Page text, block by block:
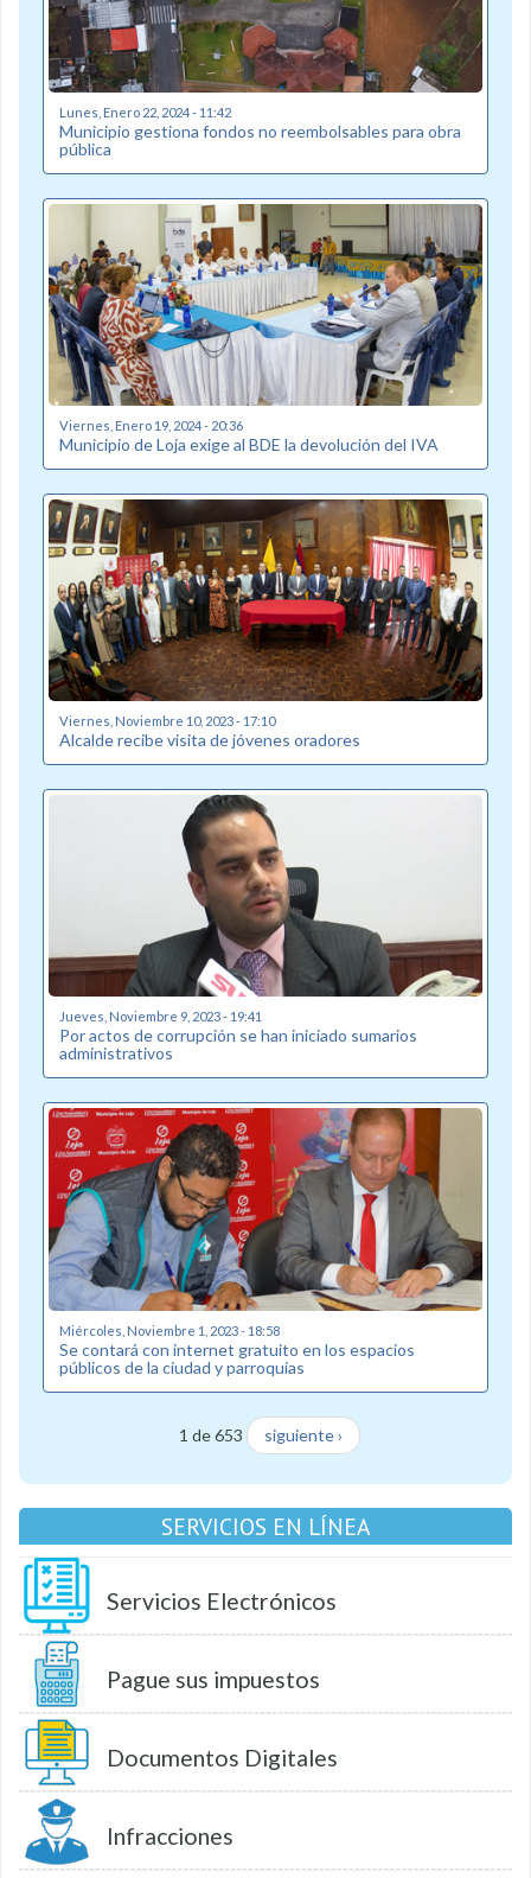
Lunes, Enero 22, 2024 - 11:42
Municipio gestiona fondos no reembolsables para obra
pública
Viernes, Enero 19, 2024 - 20:36
Municipio de Loja exige al BDE la devolución del IVA
Viernes, Noviembre 10, 2023 - 17:10
Alcalde recibe visita de jóvenes oradores
Jueves, Noviembre 9, 2023 - 19:41
Por actos de corrupción se han iniciado sumarios
administrativos
Miércoles, Noviembre 1, 2023 - 18:58
Se contará con internet gratuito en los espacios
públicos de la ciudad y parroquias
1 de 653 siguiente ›
SERVICIOS EN LÍNEA
Servicios Electrónicos
Pague sus impuestos
Documentos Digitales
Infracciones